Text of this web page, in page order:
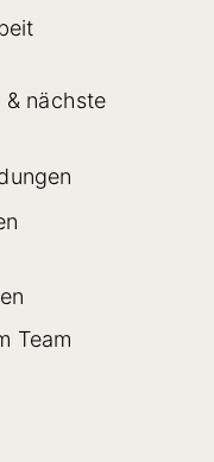
& nächste
Team